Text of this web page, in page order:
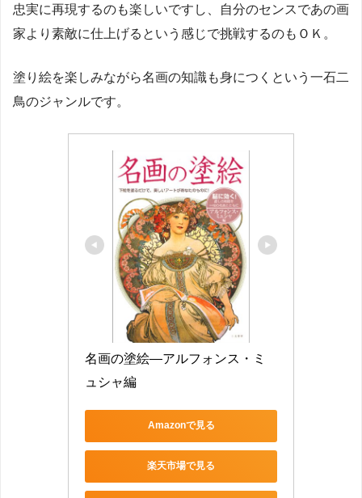
忠実に再現するのも楽しいですし、自分のセンスであの画
家より素敵に仕上げるという感じで挑戦するのもＯＫ。
塗り絵を楽しみながら名画の知識も身につくという一石二
鳥のジャンルです。
名画の塗絵―アルフォンス・ミ
ュシャ編
Amazonで見る
楽天市場で見る